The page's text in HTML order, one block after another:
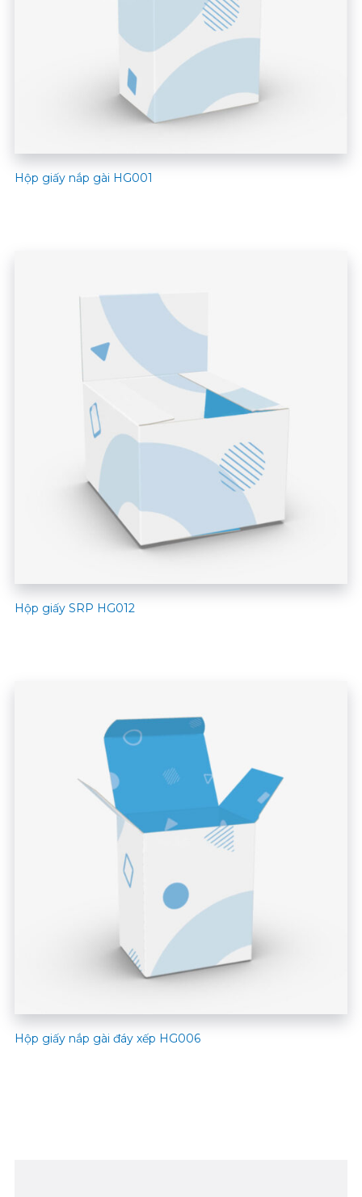
Hộp giấy nắp gài HG001
Hộp giấy SRP HG012
Hộp giấy nắp gài đáy xếp HG006